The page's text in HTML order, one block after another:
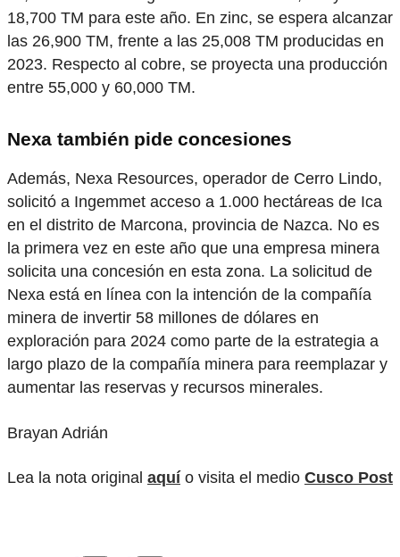
18,700 TM para este año. En zinc, se espera alcanzar
las 26,900 TM, frente a las 25,008 TM producidas en
2023. Respecto al cobre, se proyecta una producción
entre 55,000 y 60,000 TM.
Nexa también pide concesiones
Además, Nexa Resources, operador de Cerro Lindo,
solicitó a Ingemmet acceso a 1.000 hectáreas de Ica
en el distrito de Marcona, provincia de Nazca. No es
la primera vez en este año que una empresa minera
solicita una concesión en esta zona. La solicitud de
Nexa está en línea con la intención de la compañía
minera de invertir 58 millones de dólares en
exploración para 2024 como parte de la estrategia a
largo plazo de la compañía minera para reemplazar y
aumentar las reservas y recursos minerales.
Brayan Adrián
Lea la nota original aquí o visita el medio Cusco Post